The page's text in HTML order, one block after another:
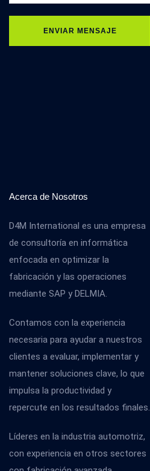
ENVIAR MENSAJE
Acerca de Nosotros
D4M International es una empresa
de consultoría en informática
enfocada en optimizar la
fabricación y las operaciones
mediante SAP y DELMIA.
Contamos con la experiencia
necesaria para ayudar a nuestros
clientes a evaluar, implementar y
mantener soluciones clave, lo que
impulsa la productividad y
repercute en los resultados finales.
Líderes en la industria automotriz,
con experiencia en otros sectores